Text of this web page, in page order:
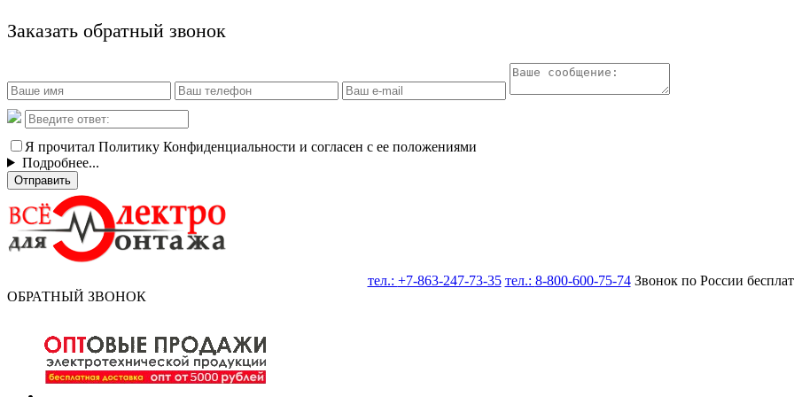
Заказать обратный звонок
Я прочитал Политику Конфиденциальности и согласен с ее положениями
Подробнее...
Отправить
тел.: +7-863-247-73-35 тел.: 8-800-600-75-74Звонок по России
ОБРАТНЫЙ ЗВОНОК